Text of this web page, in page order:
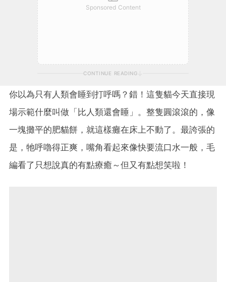
Sponsored Content
CONTINUE READING
你以為只有人類會睡到打呼嗎？錯！這隻貓今天直接現
場示範什麼叫做「比人類還會睡」。整隻圓滾滾的，像
一塊攤平的肥貓餅，就這樣癱在床上不動了。最誇張的
是，牠呼嚕得正爽，嘴角看起來像快要流口水一般，毛
編看了只想說真的有點療癒～但又有點想笑啦！